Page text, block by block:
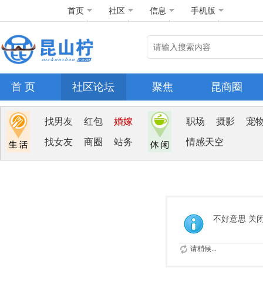
首页 社区 信息 手机版
首 页 社区论坛 聚焦 昆商圈
找男友 红包 婚嫁
找女友 商圈 站务
职场 摄影 宠
情感天空
不好意思 关
请稍候...